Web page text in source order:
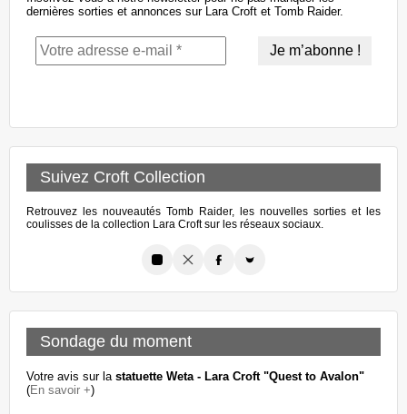
dernières sorties et annonces sur Lara Croft et Tomb Raider.
Suivez Croft Collection
Retrouvez les nouveautés Tomb Raider, les nouvelles sorties et les
coulisses de la collection Lara Croft sur les réseaux sociaux.
Sondage du moment
Votre avis sur la statuette Weta - Lara Croft "Quest to Avalon"
(En savoir +)